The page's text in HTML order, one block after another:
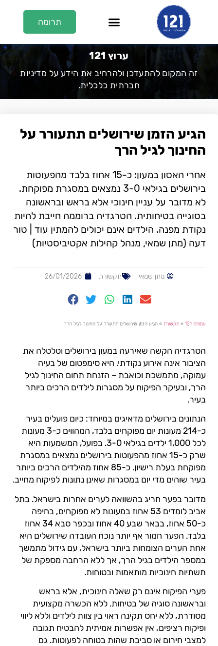
תרומה
ערוץ 121
זה המקום להתעדכן ולהרחיב את הידע על מדיניות
חברתית כלכלית.
הגיע הזמן שירושלים תתעורר על
החינוך לגיל הרך
אחרי האסון במעון: כ-15 אחוז בלבד מהפעוטות
בירושלים בגילאי 3-0 נמצאים במסגרת מפוקחת.
לא מדובר על עניין חינוכי אלא בראש ובראשונה
בסוגייה בטיחותית. הטרגדיה ברוממה חייבת להיות
נקודת מפנה. הילדים אינם יכולים להמתין עוד | טור
דעה (מתן שמאי, מנהל קהילות אקטיביסטיות)
מתן שמאי תקשורת 26/01/2026
עמותת 121 » תקשורת » הגיע הזמן שירושלים תתעורר על החינוך לגיל הרך
הטרגדיה הקשה שאירעה במעון בירושלים וטלטלה את
הציבור אינה אירוע נקודתי. היא סימפטום של בעיה
עמוקה, מתמשכת וכואבת – הזנחת תחום החינוך לגיל
הרך, ובעיקר הפיקוח על מסגרות לילדים הרכים ביותר
בעיר.
הנתונים בירושלים מדאיגים במיוחד: כיום פועלים בעיר
כ-214 מעונות יום מפוקחים בלבד, המהווים כ-3 מעונות
לכל 1,000 ילדים בגילאי 3-0. בפועל, המשמעות היא
שרק כ-15 אחוז מהפעוטות בירושלים נמצאים במסגרת
מפוקחת בעלת רישיון. כ-85 אחוז מהילדים הרכים ביותר
בעיר שוהים מדי יום במסגרות שאינן נתונות לפיקוח מחייב.
מדובר בפער חריג בהשוואה לערים אחרות בישראל. בתל
אביב לומדים 53 אחוז במעונות לא מפוקחים, בחיפה
כ-50 אחוז, בבאר שבע 40 אחוז ובכפר סבא 34 אחוז
בלבד. הפער חמור אף יותר נוכח העובדה שירושלים היא
אחת הערים הצומחות ביותר בישראל, עם גידול מתמשך
במספר הילדים בגיל הרך, אך ללא הרחבה מספקת של
תשתיות חינוכיות מותאמות ובטוחות.
פערי הפיקוח אינם רק שאלה חינוכית, אלא בראש
ובראשונה סוגיה של בטיחות. ללא הכשרה מקצועית
מסודרת, ללא יחס תקינה ראוי בין צוות לילדים וללא ליווי
ופיקוח רציפים, אין אפשרות אמיתית להבטיח תגובה
למצבי חירום או סביבת שהות בטוחה לפעוטות. גם